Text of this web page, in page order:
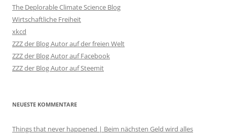
The Deplorable Climate Science Blog
Wirtschaftliche Freiheit
xkcd
ZZZ der Blog Autor auf der freien Welt
ZZZ der Blog Autor auf Facebook
ZZZ der Blog Autor auf Steemit
NEUESTE KOMMENTARE
Things that never happened | Beim nächsten Geld wird alles